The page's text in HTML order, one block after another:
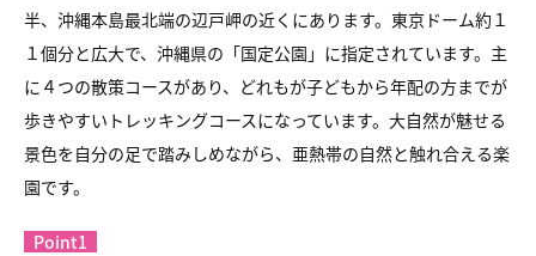
半、沖縄本島最北端の辺戸岬の近くにあります。東京ドーム約１
１個分と広大で、沖縄県の「国定公園」に指定されています。主
に４つの散策コースがあり、どれもが子どもから年配の方までが
歩きやすいトレッキングコースになっています。大自然が魅せる
景色を自分の足で踏みしめながら、亜熱帯の自然と触れ合える楽
園です。
Point1